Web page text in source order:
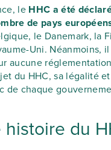
le HHC a été
de pays
le Danemark, la
Uni. Néanmoins,
aucune
du HHC, sa légalité
de chaque
histoire du